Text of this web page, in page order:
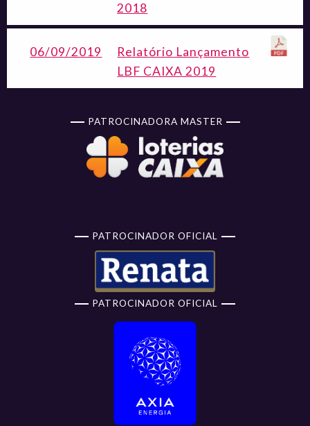
2018
06/09/2019
Relatório Lançamento
LBF CAIXA 2019
PATROCINADORA MASTER
PATROCINADOR OFICIAL
PATROCINADOR OFICIAL